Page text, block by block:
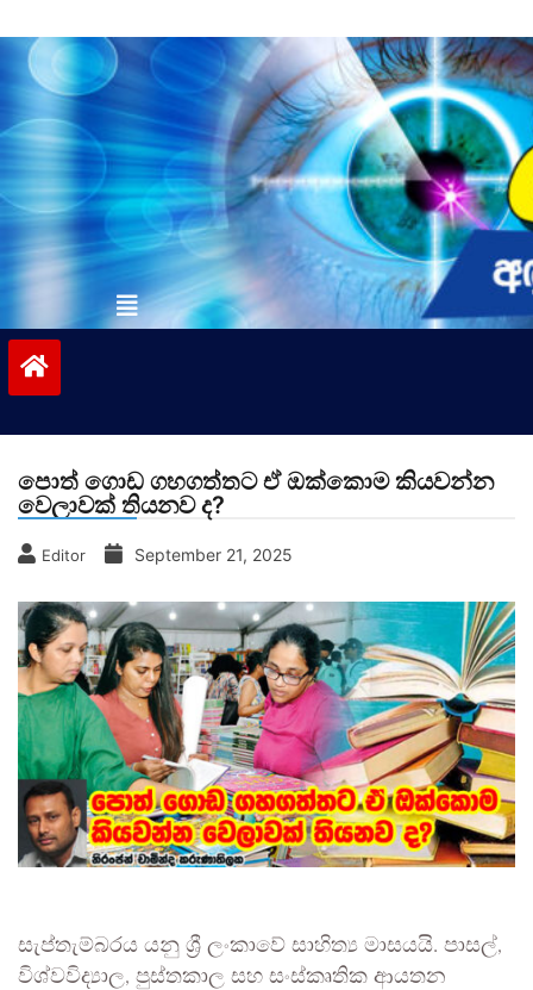
to
contentvinivida.lk
පොත් ගොඩ ගහගත්තට ඒ ඔක්කොම කියවන්න
වෙලාවක් තියනව ද?
Editor September 21, 2025
සැප්තැම්බරය යනු ශ්‍රී ලංකාවේ සාහිත්‍ය මාසයයි. පාසල්,
විශ්වවිද්‍යාල, පුස්තකාල සහ සංස්කෘතික ආයතන